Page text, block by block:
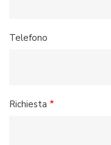
Telefono
Richiesta